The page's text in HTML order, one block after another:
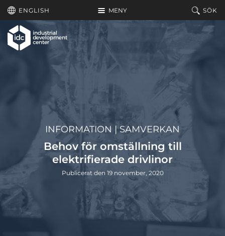
Hoppa till huvudinnehållet
MENY
ENGLISH SÖK
INFORMATION |SAMVERKAN
Behov för omställning till
elektrifierade drivlinor
Publicerat den 19 november, 2020